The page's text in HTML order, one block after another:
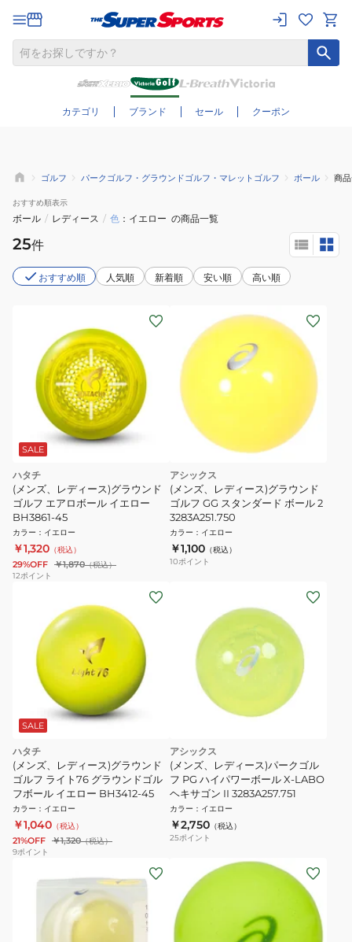
カテゴリ ブランド セール クーポン
さらに絞り込む
ゴルフ パークゴルフ・グラウンドゴルフ・マレットゴルフ ボール 商
おすすめ順表示
ボール / レディース / 色 イエロー の商品一覧
25件
おすすめ順 人気順 新着順 安い順 高い順
SALE
ハタチ
(メンズ、レディース)グラウンド
ゴルフ エアロボール イエロー
BH3861-45
カラー ： イエロー
￥1,320 （税込）
29%OFF ￥1,870（税込）
12ポイント
アシックス
(メンズ、レディース)グラウンド
ゴルフ GG スタンダード ボール 2
3283A251.750
カラー ： イエロー
￥1,100 （税込）
10ポイント
SALE
ハタチ
(メンズ、レディース)グラウンド
ゴルフ ライト76 グラウンドゴル
フボール イエロー BH3412-45
カラー ： イエロー
￥1,040 （税込）
21%OFF ￥1,320（税込）
9ポイント
アシックス
(メンズ、レディース)パークゴル
フ PG ハイパワーボール X-LABO
ヘキサゴン II 3283A257.751
カラー ： イエロー
￥2,750 （税込）
25ポイント